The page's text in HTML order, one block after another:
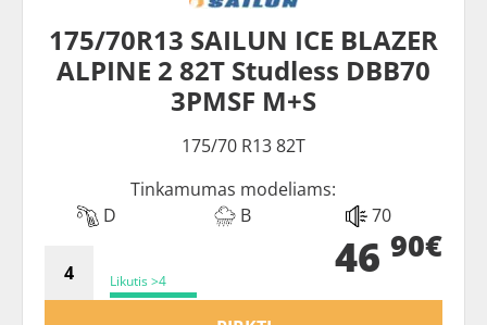
175/70R13 SAILUN ICE BLAZER
ALPINE 2 82T Studless DBB70
3PMSF M+S
175/70 R13 82T
Tinkamumas modeliams:
D
B 70
Likutis >4 46 90€